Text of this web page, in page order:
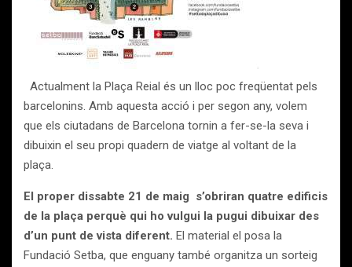
Actualment la Plaça Reial és un lloc poc freqüentat pels
barcelonins. Amb aquesta acció i per segon any, volem
que els ciutadans de Barcelona tornin a fer-se-la seva i
dibuixin el seu propi quadern de viatge al voltant de la
plaça.
El proper dissabte 21 de maig s’obriran quatre edificis
de la plaça perquè qui ho vulgui la pugui dibuixar des
d’un punt de vista diferent. El material el posa la
Fundació Setba, que enguany també organitza un sorteig